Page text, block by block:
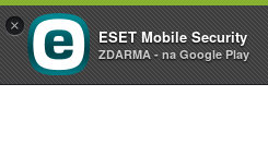
×
ESET Mobile Security
ZDARMA - na Google Play